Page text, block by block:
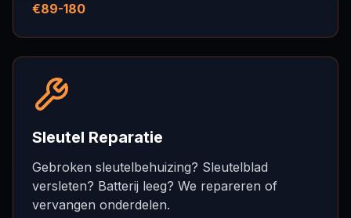
€89-180
Sleutel Reparatie
Gebroken sleutelbehuizing? Sleutelblad
versleten? Batterij leeg? We repareren of
vervangen onderdelen.